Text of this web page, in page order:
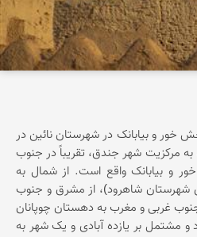
و بیابانک‌ در شهرستان‌ نائین‌ در
مرکزیت‌ شهر جندق‌، تقریباً در جنوب‌
و بیابانک‌ واقع‌ است‌. از شمال‌ به‌
شاهرود)، از مشرق‌ و جنوب‌
غربی‌ و مغرب‌ به‌ دهستان‌ چوپانان‌
مشتمل‌ بر یازده‌ آبادی‌ و یک‌ شهر به‌